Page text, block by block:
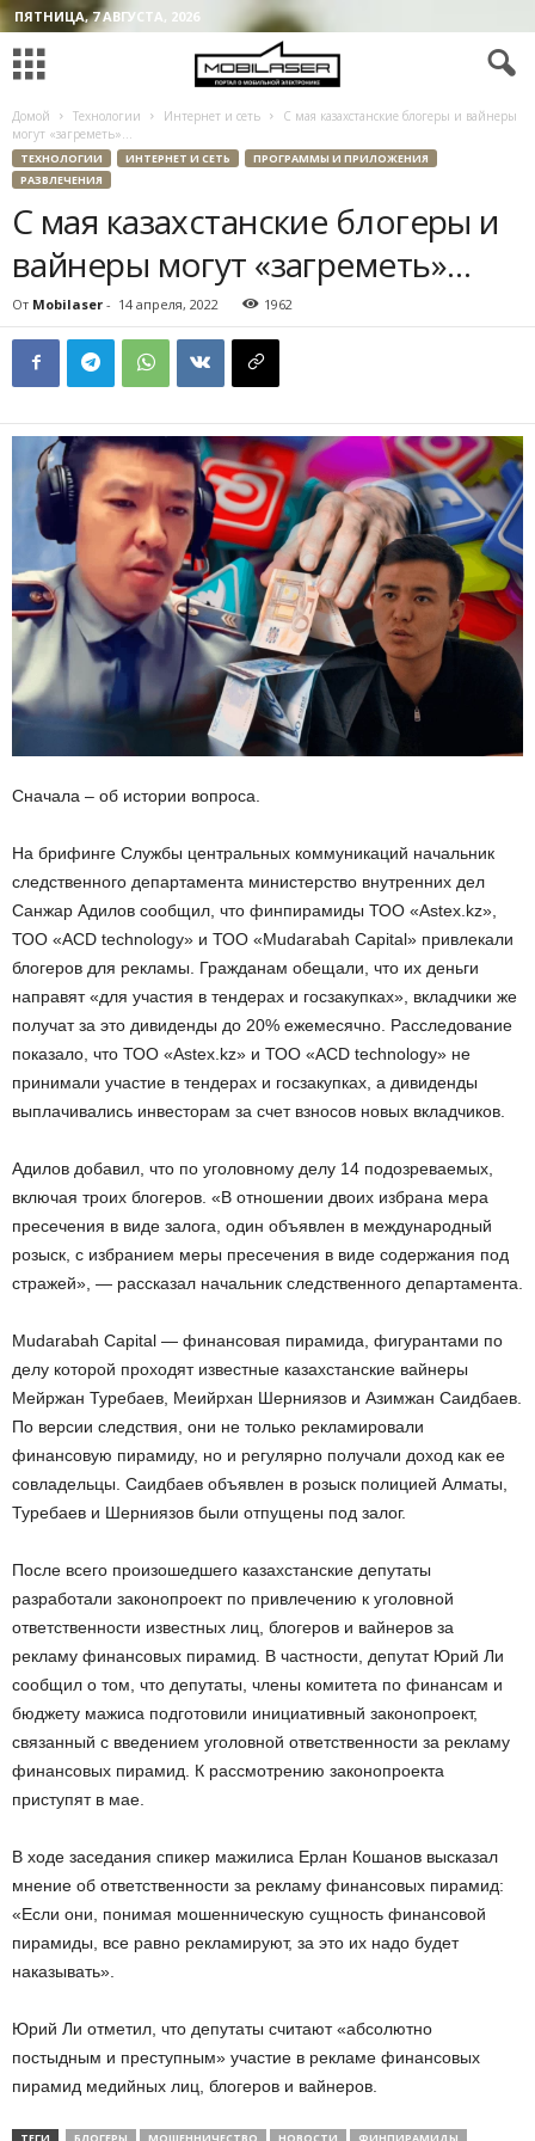
ПЯТНИЦА, 7 АВГУСТА, 2026
Домой Технологии Интернет и сеть
С мая казахстанские блогеры и вайнеры
могут «загреметь»…
ТЕХНОЛОГИИ ИНТЕРНЕТ И СЕТЬ
ПРОГРАММЫ И ПРИЛОЖЕНИЯ
РАЗВЛЕЧЕНИЯ
С мая казахстанские блогеры и
вайнеры могут «загреметь»…
От Mobilaser - 14 апреля, 2022 1962
Сначала – об истории вопроса.
На брифинге Службы центральных коммуникаций начальник
следственного департамента министерство внутренних дел
Санжар Адилов сообщил, что финпирамиды ТОО «Astex.kz»,
ТОО «ACD technology» и ТОО «Mudarabah Capital» привлекали
блогеров для рекламы. Гражданам обещали, что их деньги
направят «для участия в тендерах и госзакупках», вкладчики же
получат за это дивиденды до 20% ежемесячно. Расследование
показало, что ТОО «Astex.kz» и ТОО «ACD technology» не
принимали участие в тендерах и госзакупках, а дивиденды
выплачивались инвесторам за счет взносов новых вкладчиков.
Адилов добавил, что по уголовному делу 14 подозреваемых,
включая троих блогеров. «В отношении двоих избрана мера
пресечения в виде залога, один объявлен в международный
розыск, с избранием меры пресечения в виде содержания под
стражей», — рассказал начальник следственного департамента.
Mudarabah Capital — финансовая пирамида, фигурантами по
делу которой проходят известные казахстанские вайнеры
Мейржан Туребаев, Меийрхан Шерниязов и Азимжан Саидбаев.
По версии следствия, они не только рекламировали
финансовую пирамиду, но и регулярно получали доход как ее
совладельцы. Саидбаев объявлен в розыск полицией Алматы,
Туребаев и Шерниязов были отпущены под залог.
После всего произошедшего казахстанские депутаты
разработали законопроект по привлечению к уголовной
ответственности известных лиц, блогеров и вайнеров за
рекламу финансовых пирамид. В частности, депутат Юрий Ли
сообщил о том, что депутаты, члены комитета по финансам и
бюджету мажиса подготовили инициативный законопроект,
связанный с введением уголовной ответственности за рекламу
финансовых пирамид. К рассмотрению законопроекта
приступят в мае.
В ходе заседания спикер мажилиса Ерлан Кошанов высказал
мнение об ответственности за рекламу финансовых пирамид:
«Если они, понимая мошенническую сущность финансовой
пирамиды, все равно рекламируют, за это их надо будет
наказывать».
Юрий Ли отметил, что депутаты считают «абсолютно
постыдным и преступным» участие в рекламе финансовых
пирамид медийных лиц, блогеров и вайнеров.
ТЕГИ БЛОГЕРЫ МОШЕННИЧЕСТВО НОВОСТИ ФИНПИРАМИДЫ